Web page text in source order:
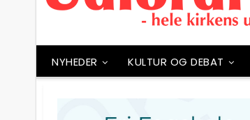
NYHEDER KULTUR OG DEBAT